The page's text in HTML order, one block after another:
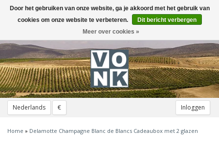
Nederlands € Inloggen
Toggle
navigation
Home » Delamotte Champagne Blanc de Blancs Cadeaubox met 2 glazen
Door het gebruiken van onze website, ga je akkoord met het gebruik van
cookies om onze website te verbeteren.
Dit bericht verbergen
Meer over cookies »